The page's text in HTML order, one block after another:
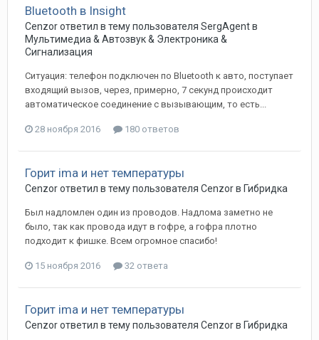
Bluetooth в Insight
Cenzorответил в тему пользователя SergAgentв
Мультимедиа & Автозвук & Электроника &
Сигнализация
Ситуация: телефон подключен по Bluetooth к авто, поступает
входящий вызов, через, примерно, 7 секунд происходит
автоматическое соединение с вызывающим, то есть...
28 ноября 2016 180 ответов
Горит ima и нет температуры
Cenzorответил в тему пользователя Cenzorв Гибридка
Был надломлен один из проводов. Надлома заметно не
было, так как провода идут в гофре, а гофра плотно
подходит к фишке. Всем огромное спасибо!
15 ноября 2016 32 ответа
Горит ima и нет температуры
Cenzorответил в тему пользователя Cenzorв Гибридка